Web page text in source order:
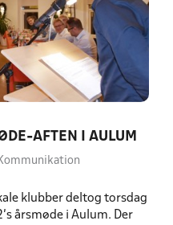
AFTEN I AULUM
klubber deltog torsdag
årsmøde i Aulum. Der